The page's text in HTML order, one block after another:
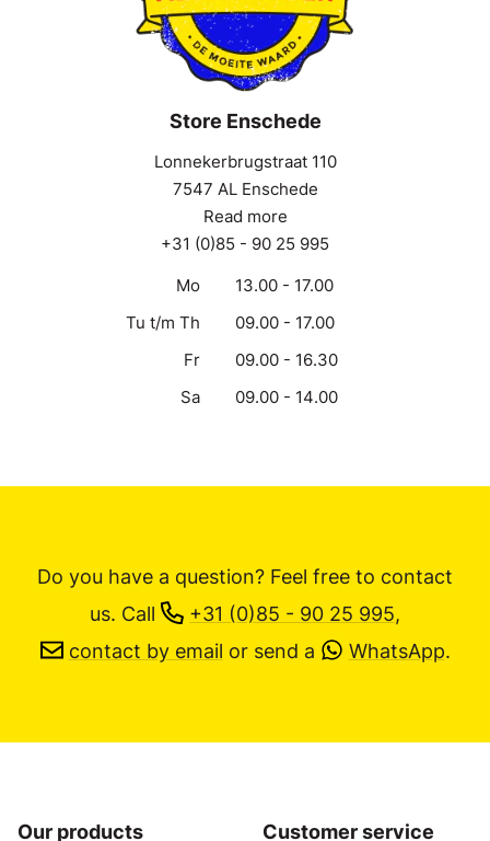
Store Enschede
Lonnekerbrugstraat 110
7547 AL Enschede
Read more
+31 (0)85 - 90 25 995
Mo
13.00 - 17.00
Tu t/m Th
09.00 - 17.00
Fr
09.00 - 16.30
Sa
09.00 - 14.00
Do you have a question? Feel free to contact
us. Call +31 (0)85 - 90 25 995,
contact by email or send a WhatsApp.
Our products Customer service